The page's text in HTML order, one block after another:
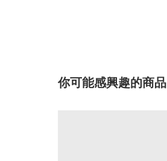
你可能感興趣的商品